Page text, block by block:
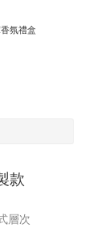
氛禮盒
款
層次